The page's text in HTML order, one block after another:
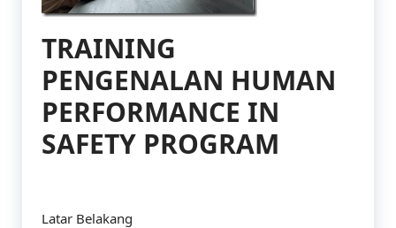
TRAINING
PENGENALAN HUMAN
PERFORMANCE IN
SAFETY PROGRAM
Latar Belakang